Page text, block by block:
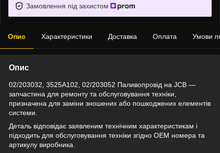
Замовлення під захистом
Опис Характеристики Доставка Оплата Умови
Опис
02/203032, 3525A102, 02/203052 Паливопровід на JCB —
запчастина для ремонту та обслуговування техніки,
призначена для заміни зношених або пошкоджених елементів
системи.
Деталь відповідає заявленим технічним характеристикам і
підходить для обслуговування техніки згідно OEM номера та
артикулу виробника.